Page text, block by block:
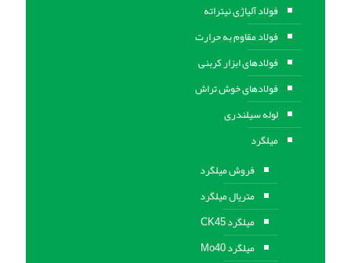
فولاد آلیاژی نیتراته
فولاد مقاوم به حرارت
فولادهای ابزار کربنی
فولادهای خوش تراش
لوله سیلندری
میلگرد
فروش میلگرد
متریال میلگرد
میلگرد CK45
میلگرد Mo40